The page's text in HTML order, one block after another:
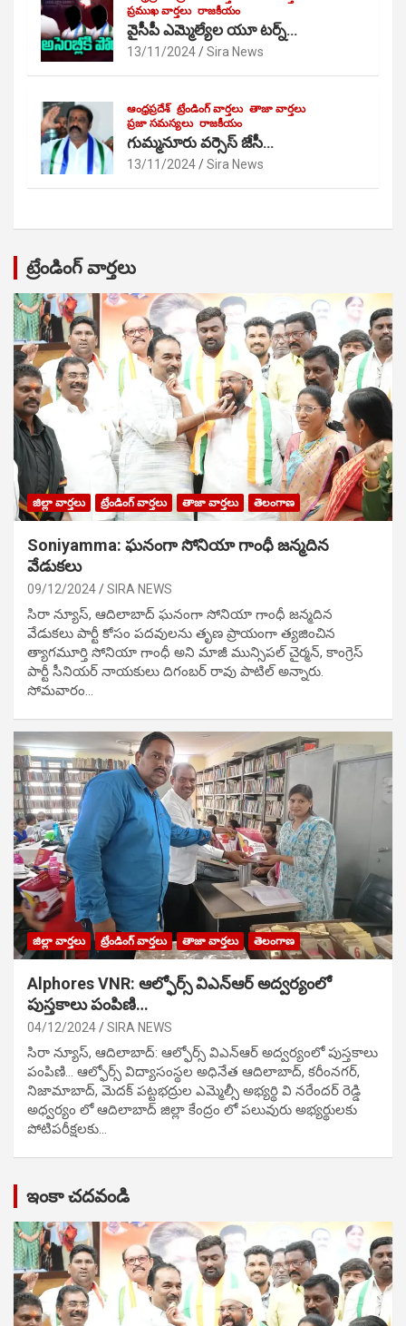
ప్రముఖ వార్తలు రాజకీయం
వైసీపీ ఎమ్మెల్యేల యూ టర్న్…
13/11/2024 Sira News
ఆంధ్రప్రదేశ్ ట్రేండింగ్ వార్తలు తాజా వార్తలు
ప్రజా సమస్యలు రాజకీయం
గుమ్మనూరు వర్సెస్ జేసీ…
13/11/2024 Sira News
ట్రేండింగ్ వార్తలు
జిల్లా వార్తలు ట్రేండింగ్ వార్తలు తాజా వార్తలు తెలంగాణ
Soniyamma: ఘ‌నంగా సోనియా గాంధీ జ‌న్మ‌దిన
వేడుక‌లు
09/12/2024 SIRA NEWS
సిరా న్యూస్, ఆదిలాబాద్ ఘ‌నంగా సోనియా గాంధీ జ‌న్మ‌దిన
వేడుక‌లు పార్టీ కోసం ప‌ద‌వుల‌ను తృణ ప్రాయంగా త్య‌జించిన
త్యాగమూర్తి సోనియా గాంధీ అని మాజీ మున్సిప‌ల్ చైర్మ‌న్, కాంగ్రెస్
పార్టీ సీనియ‌ర్ నాయ‌కులు దిగంబ‌ర్ రావు పాటిల్ అన్నారు.
సోమవారం…
జిల్లా వార్తలు ట్రేండింగ్ వార్తలు తాజా వార్తలు తెలంగాణ
Alphores VNR: ఆల్ఫోర్స్ విఎన్ఆర్ అద్వర్యంలో
పుస్తకాలు పంపిణి…
04/12/2024 SIRA NEWS
సిరా న్యూస్, ఆదిలాబాద్: ఆల్ఫోర్స్ విఎన్ఆర్ అద్వర్యంలో పుస్తకాలు
పంపిణి… ఆల్ఫోర్స్ విద్యాసంస్థల అధినేత ఆదిలాబాద్, కరీంనగర్,
నిజామాబాద్, మెదక్ పట్టభద్రుల ఎమ్మెల్సీ అభ్యర్థి వి నరేందర్ రెడ్డి
అధ్వర్యం లో ఆదిలాబాద్ జిల్లా కేంద్రం లో పలువురు అభ్యర్థులకు
పోటిప‌రీక్ష‌ల‌కు…
ఇంకా చదవండి